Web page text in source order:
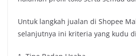
Untuk langkah jualan di Shopee
selanjutnya ini kriteria yang kudu